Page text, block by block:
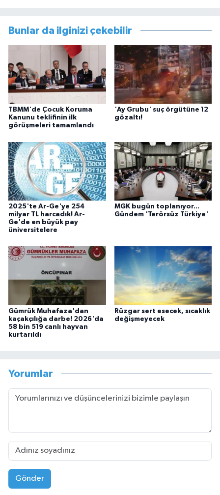
Bunlar da ilginizi çekebilir
TBMM'de Çocuk Koruma
Kanunu teklifinin ilk
görüşmeleri tamamlandı
'Ay Grubu' suç örgütüne 12
gözaltı!
2025'te Ar-Ge'ye 254
milyar TL harcadık! Ar-
Ge'de en büyük pay
üniversitelere
MGK bugün toplanıyor...
Gündem 'Terörsüz Türkiye'
Gümrük Muhafaza'dan
kaçakçılığa darbe! 2026'da
58 bin 519 canlı hayvan
kurtarıldı
Rüzgar sert esecek, sıcaklık
değişmeyecek
Yorumlar
Gönder